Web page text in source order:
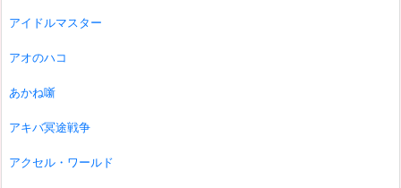
アイドルマスター
アオのハコ
あかね噺
アキバ冥途戦争
アクセル・ワールド